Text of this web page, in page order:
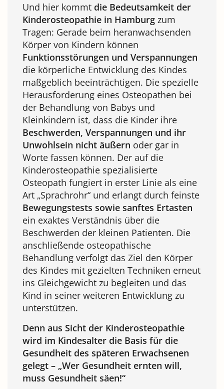
Und hier kommt die Bedeutsamkeit der
Kinderosteopathie in Hamburg zum
Tragen: Gerade beim heranwachsenden
Körper von Kindern können
Funktionsstörungen und Verspannungen
die körperliche Entwicklung des Kindes
maßgeblich beeinträchtigen. Die spezielle
Herausforderung eines Osteopathen bei
der Behandlung von Babys und
Kleinkindern ist, dass die Kinder ihre
Beschwerden, Verspannungen und ihr
Unwohlsein nicht äußern oder gar in
Worte fassen können. Der auf die
Kinderosteopathie spezialisierte
Osteopath fungiert in erster Linie als eine
Art „Sprachrohr“ und erlangt durch feinste
Bewegungstests sowie sanftes Ertasten
ein exaktes Verständnis über die
Beschwerden der kleinen Patienten. Die
anschließende osteopathische
Behandlung verfolgt das Ziel den Körper
des Kindes mit gezielten Techniken erneut
ins Gleichgewicht zu begleiten und das
Kind in seiner weiteren Entwicklung zu
unterstützen.
Denn aus Sicht der Kinderosteopathie
wird im Kindesalter die Basis für die
Gesundheit des späteren Erwachsenen
gelegt – „Wer Gesundheit ernten will,
muss Gesundheit säen!“